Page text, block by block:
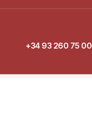
+34 93 260 75 00